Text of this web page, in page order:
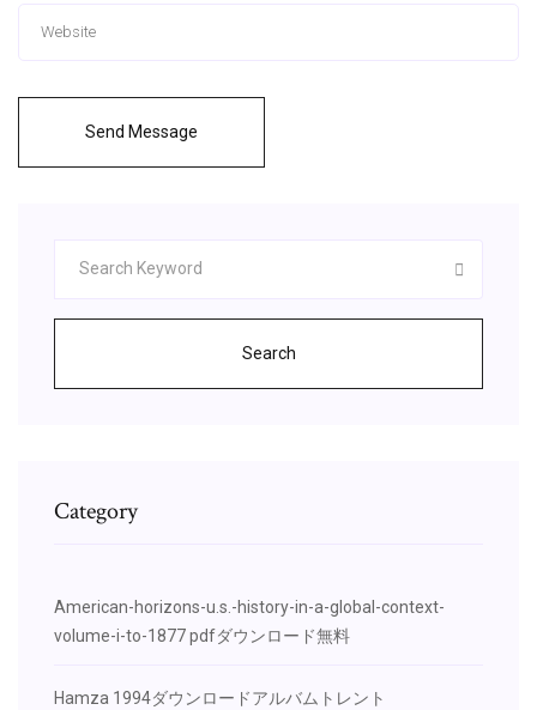
Send Message
Search
Category
American-horizo​​ns-u.s.-history-in-a-global-context-
volume-i-to-1877 pdfダウンロード無料
Hamza 1994ダウンロードアルバムトレント